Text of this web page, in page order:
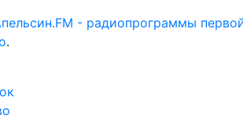
- радиопрограммы
.